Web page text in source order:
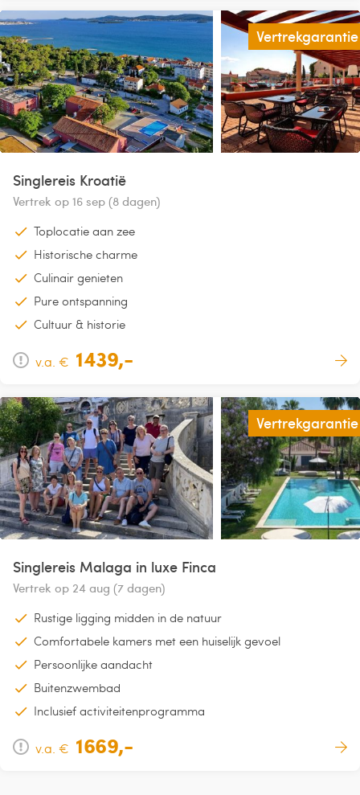
Vertrekgarantie
Singlereis Kroatië
Vertrek op 16 sep (8 dagen)
Toplocatie aan zee
Historische charme
Culinair genieten
Pure ontspanning
Cultuur & historie
v.a. € 1439,-
Vertrekgarantie
Singlereis Malaga in luxe Finca
Vertrek op 24 aug (7 dagen)
Rustige ligging midden in de natuur
Comfortabele kamers met een huiselijk gevoel
Persoonlijke aandacht
Buitenzwembad
Inclusief activiteitenprogramma
v.a. € 1669,-